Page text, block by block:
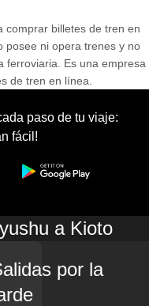
comprar billetes de tren en
posee ni opera trenes y no
ferroviaria. Es una empresa
de tren en línea.
paso de tu viaje:
fácil!
a Kioto
por la